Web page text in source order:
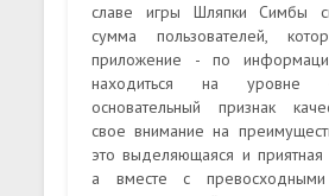
славе игры Шляпки Симбы
сумма пользователей,
приложение - по
находиться на уровне
основательный признак
свое внимание на
это выделяющаяся и приятная
а вместе с